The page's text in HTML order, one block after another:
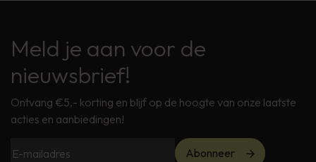
Meld je aan voor de
nieuwsbrief!
Ontvang €5,- korting en blijf op de hoogte van onze laatste
acties en aanbiedingen!
Abonneer